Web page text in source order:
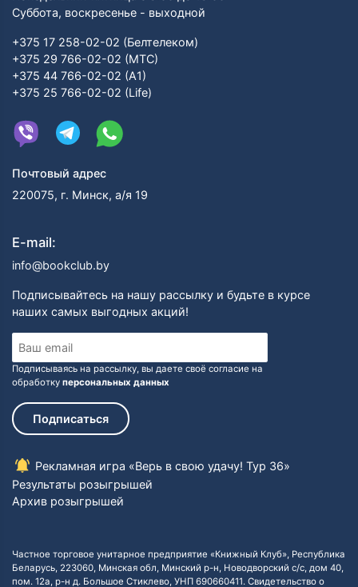
Суббота, воскресенье - выходной
+375 17 258-02-02 (Белтелеком)
+375 29 766-02-02 (МТС)
+375 44 766-02-02 (А1)
+375 25 766-02-02 (Life)
Почтовый адрес
220075, г. Минск, а/я 19
E-mail:
info@bookclub.by
Подписывайтесь на нашу рассылку и будьте в курсе
наших самых выгодных акций!
Подписываясь на рассылку, вы даете своё согласие на
обработку персональных данных
Подписаться
Рекламная игра «Верь в свою удачу! Тур 36»
Результаты розыгрышей
Архив розыгрышей
Частное торговое унитарное предприятие «Книжный Клуб», Республика
Беларусь, 223060, Минская обл, Минский р-н, Новодворский с/с, дом 40,
пом. 12а, р-н д. Большое Стиклево, УНП 690660411. Свидетельство о